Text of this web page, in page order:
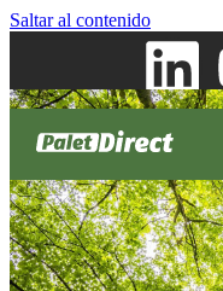
Saltar al contenido